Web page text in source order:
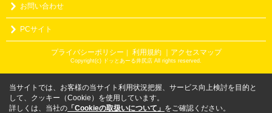
お問い合わせ
PCサイト
プライバシーポリシー ｜ 利用規約 ｜アクセスマップ
Copyright(c) ドッとあーる井尻店 All rights reserved.
当サイトでは、お客様の当サイト利用状況把握、サービス向上検討を目的と
して、クッキー（Cookie）を使用しています。
詳しくは、当社の 「Cookieの取扱いについて」 をご確認ください。